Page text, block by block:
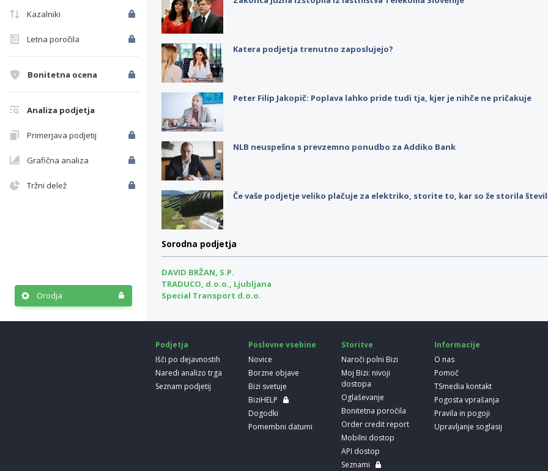
Kazalniki
Letna poročila
Bonitetna ocena
Analiza podjetja
Primerjava podjetij
Grafična analiza
Tržni delež
Orodja
Katera podjetja trenutno zaposlujejo?
Peter Filip Jakopič: Poplava lahko pride tudi tja, kjer je nihče ne pričakuje
NLB neuspešna s prevzemno ponudbo za Addiko Bank
Če vaše podjetje veliko plačuje za elektriko, storite to, kar so že storila
Sorodna podjetja
DAVID BRŽAN, S.P.
TRADUCO, d.o.o., Ljubljana
Special Transport d.o.o.
Podjetja
Išči po dejavnostih
Naredi analizo trga
Seznam podjetij
Poslovne vsebine
Novice
Borzne objave
Bizi svetuje
BiziHELP
Dogodki
Pomembni datumi
Storitve
Naroči polni Bizi
Moj Bizi: nivoji
dostopa
Oglaševanje
Bonitetna poročila
Order credit report
Mobilni dostop
API dostop
Seznami
Informacije
O nas
Pomoč
TSmedia kontakt
Pogosta vprašanja
Pravila in pogoji
Upravljanje soglasij